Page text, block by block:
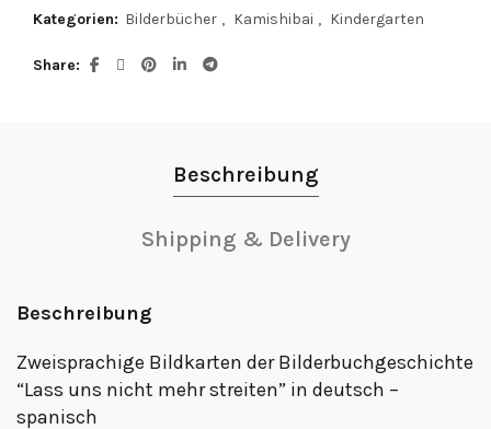
Kategorien: Bilderbücher , Kamishibai , Kindergarten
Share
Beschreibung
Shipping & Delivery
Beschreibung
Zweisprachige Bildkarten der Bilderbuchgeschichte
“Lass uns nicht mehr streiten” in deutsch –
spanisch